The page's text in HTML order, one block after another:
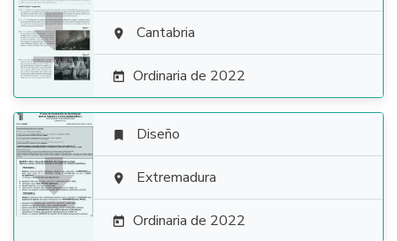
  Cantabria
 Ordinaria de 2022

 Diseño
 Extremadura
 Ordinaria de 2022